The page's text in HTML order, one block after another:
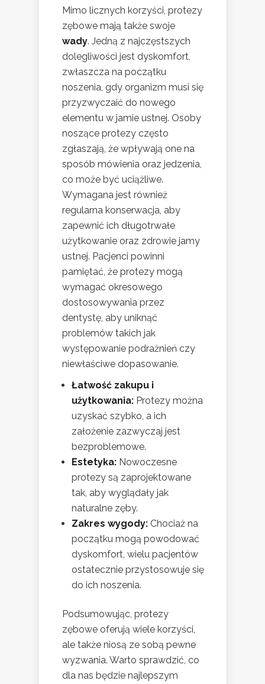
Mimo licznych korzyści, protezy
zębowe mają także swoje
wady. Jedną z najczęstszych
dolegliwości jest dyskomfort,
zwłaszcza na początku
noszenia, gdy organizm musi się
przyzwyczaić do nowego
elementu w jamie ustnej. Osoby
noszące protezy często
zgłaszają, że wpływają one na
sposób mówienia oraz jedzenia,
co może być uciążliwe.
Wymagana jest również
regularna konserwacja, aby
zapewnić ich długotrwałe
użytkowanie oraz zdrowie jamy
ustnej. Pacjenci powinni
pamiętać, że protezy mogą
wymagać okresowego
dostosowywania przez
dentystę, aby uniknąć
problemów takich jak
występowanie podrażnień czy
niewłaściwe dopasowanie.
Łatwość zakupu i
użytkowania: Protezy można
uzyskać szybko, a ich
założenie zazwyczaj jest
bezproblemowe.
Estetyka: Nowoczesne
protezy są zaprojektowane
tak, aby wyglądały jak
naturalne zęby.
Zakres wygody: Chociaż na
początku mogą powodować
dyskomfort, wielu pacjentów
ostatecznie przystosowuje się
do ich noszenia.
Podsumowując, protezy
zębowe oferują wiele korzyści,
ale także niosą ze sobą pewne
wyzwania. Warto sprawdzić, co
dla nas będzie najlepszym